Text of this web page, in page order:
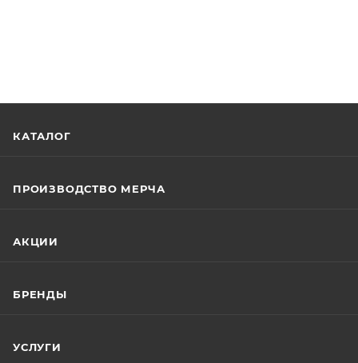
КАТАЛОГ
ПРОИЗВОДСТВО МЕРЧА
АКЦИИ
БРЕНДЫ
УСЛУГИ